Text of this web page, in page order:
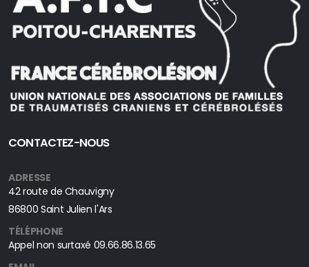
CONTACTEZ-NOUS
ADRESSE
42 route de Chauvigny
86800 Saint Julien l'Ars
TÉLÉPHONE
Appel non surtaxé 09.66.86.13.65